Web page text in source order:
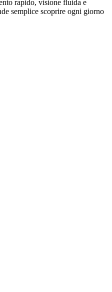
rapido, visione fluida e
semplice scoprire ogni giorno